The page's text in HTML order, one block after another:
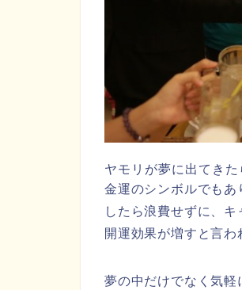
ヤモリが夢に出てき
金運のシンボルでも
したら浪費せずに、
開運効果が増すと言わ
夢の中だけでなく気